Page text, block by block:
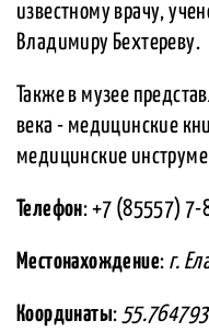
известному врачу,
Владимиру Бехтереву.
Также в музее
века - медицинские
медицинские
Телефон: +7 (85557) 7-
Местонахождение: г.
Координаты: